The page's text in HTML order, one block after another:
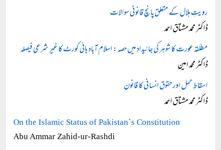
رویتِ ہلال کے متعلق پانچ قانونی سوالات
ڈاکٹر محمد مشتاق احمد
مطلّقہ عورت کا شوہر کی جائیداد میں حصہ: اسلام آباد ہائی کورٹ کا غیر شرعی فیصلہ
ڈاکٹر محمد امین
اسقاطِ حمل اور حقوقِ انسانی کا قانون
ڈاکٹر محمد مشتاق احمد
On the Islamic Status of Pakistan`s Constitution
Abu Ammar Zahid-ur-Rashdi